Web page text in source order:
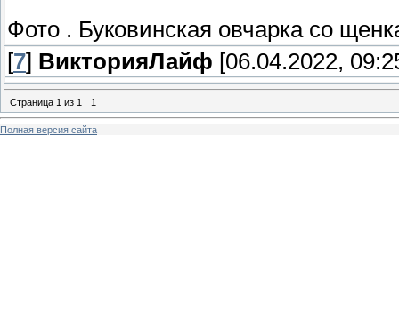
Фото . Буковинская овчарка со
[7] ВикторияЛайф [06.04.2022,
Страница 1 из 1 1
Полная версия сайта